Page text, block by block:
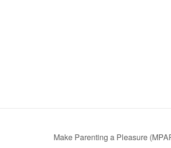
Make Parenting a Pleasure